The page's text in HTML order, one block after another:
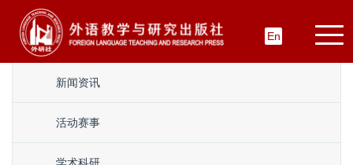
En
新闻资讯
活动赛事